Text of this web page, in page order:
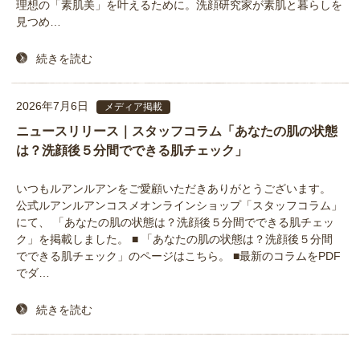
理想の「素肌美」を叶えるために。洗顔研究家が素肌と暮らしを
見つめ…
続きを読む
2026年7月6日 メディア掲載
ニュースリリース｜スタッフコラム「あなたの肌の状態
は？洗顔後５分間でできる肌チェック」
いつもルアンルアンをご愛顧いただきありがとうございます。
公式ルアンルアンコスメオンラインショップ「スタッフコラム」
にて、 「あなたの肌の状態は？洗顔後５分間でできる肌チェッ
ク」を掲載しました。 ■ 「あなたの肌の状態は？洗顔後５分間
でできる肌チェック」のページはこちら。 ■最新のコラムをPDF
でダ…
続きを読む